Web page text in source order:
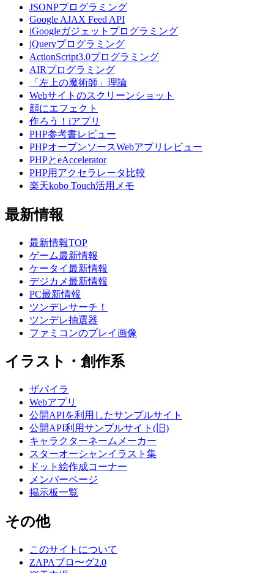
JSONPプログラミング
Google AJAX Feed API
iGoogleガジェットプログラミング
jQueryプログラミング
ActionScript3.0プログラミング
AIRプログラミング
「左上の魔術師」理論
Webサイトのスクリーンショット
顔にエフェクト
作ろう！iアプリ
PHP参考書レビュー
PHPオープンソースWebアプリレビュー
PHPとeAccelerator
PHP用アクセラレータ比較
楽天kobo Touch活用メモ
最新情報
最新情報TOP
ゲーム最新情報
ケータイ最新情報
デジカメ最新情報
PC最新情報
ツンデレサーチ！
ツンデレ抽選器
ファミコンのプレイ画像
イラスト・創作系
ザパイラ
Webアプリ
公開APIを利用したサンプルサイト
公開API利用サンプルサイト(旧)
キャラクターネームメーカー
スターオーシャンイラスト集
ドット絵作成コーナー
メンバーページ
掲示板一覧
その他
このサイトについて
ZAPAブロ〜グ2.0